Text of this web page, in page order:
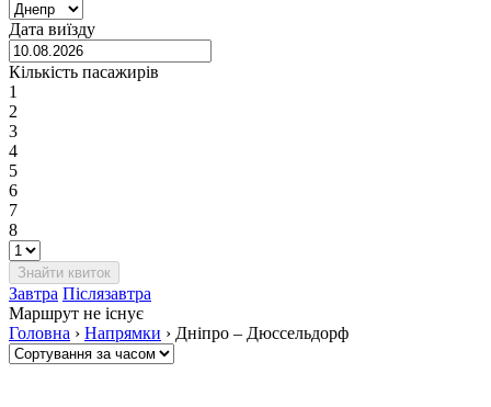
Дата виїзду
Кількість пасажирів
1
2
3
4
5
6
7
8
Завтра Післязавтра
Маршрут не існує
Головна › Напрямки › Дніпро – Дюссельдорф